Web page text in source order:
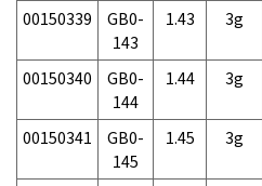
00150339
GB0-
143
1.43 3g
00150340
GB0-
144
1.44 3g
00150341
GB0-
145
1.45 3g